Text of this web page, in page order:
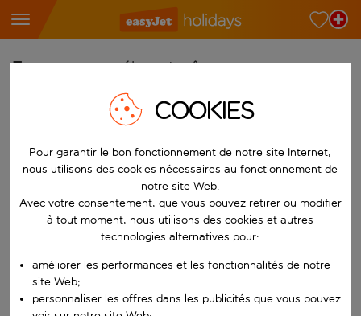
Trouvez votre séjour de rêve
Commencez à taper pour la saisie automatique. Lorsque les
Choisissez votre aéroport
Commencez à taper pour la saisie automatique. Lorsque les
Choisissez votre destination
Vers
Choisissez une date de départ et une date de retour.
Choisissez vos dates
Quand
Qui
COOKIES
Pour garantir le bon fonctionnement de notre site Internet,
nous utilisons des cookies nécessaires au fonctionnement de
notre site Web.
Avec votre consentement, que vous pouvez retirer ou modifier
à tout moment, nous utilisons des cookies et autres
technologies alternatives pour:
améliorer les performances et les fonctionnalités de notre
site Web;
personnaliser les offres dans les publicités que vous pouvez